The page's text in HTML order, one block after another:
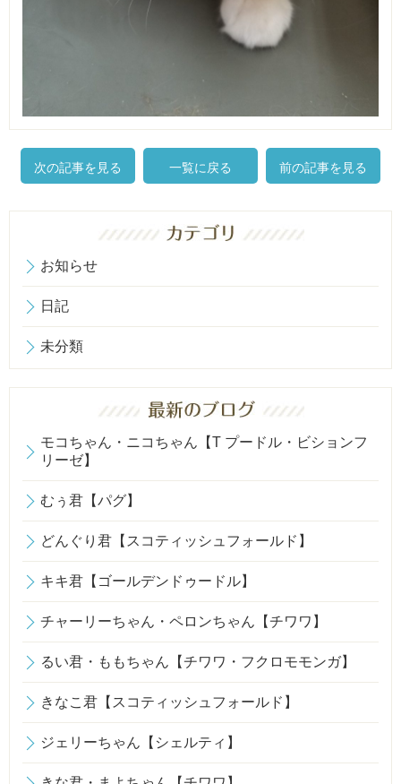
次の記事を見る 一覧に戻る 前の記事を見る
お知らせ
日記
未分類
モコちゃん・ニコちゃん【T プードル・ビションフ
リーゼ】
むぅ君【パグ】
どんぐり君【スコティッシュフォールド】
キキ君【ゴールデンドゥードル】
チャーリーちゃん・ペロンちゃん【チワワ】
るい君・ももちゃん【チワワ・フクロモモンガ】
きなこ君【スコティッシュフォールド】
ジェリーちゃん【シェルティ】